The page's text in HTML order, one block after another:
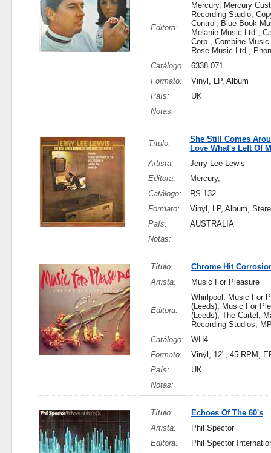
Editora:
Mercury, Mercury
Recording Studio,
Control, Blue Book
Melanie Music Ltd.,
Corp., Combine
Rose Music Ltd.,
Catálogo:
6338 071
Formato:
Vinyl, LP, Album
País:
UK
Notas:
Título:
She Still Comes
Love What's Left Of
Artista:
Jerry Lee Lewis
Editora:
Mercury,
Catálogo:
RS-132
Formato:
Vinyl, LP, Album,
País:
AUSTRALIA
Notas:
Título:
Chrome Hit
Artista:
Music For Pleasure
Editora:
Whirlpool, Music For
(Leeds), Music For
(Leeds), The Cartel,
Recording Studios,
Catálogo:
WH4
Formato:
Vinyl, 12", 45 RPM,
País:
UK
Notas:
Título:
Echoes Of The 60's
Artista:
Phil Spector
Editora:
Phil Spector